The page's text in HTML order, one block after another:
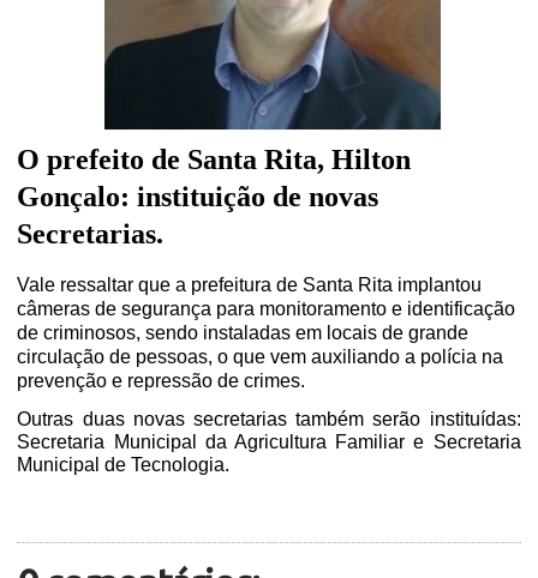
O prefeito de Santa Rita, Hilton
Gonçalo: instituição de novas
Secretarias.
Vale ressaltar que a prefeitura de Santa Rita implantou
câmeras de segurança para monitoramento e identificação
de criminosos, sendo instaladas em locais de grande
circulação de pessoas, o que vem auxiliando a polícia na
prevenção e repressão de crimes.
Outras duas novas secretarias também serão instituídas:
Secretaria Municipal da Agricultura Familiar e Secretaria
Municipal de Tecnologia.